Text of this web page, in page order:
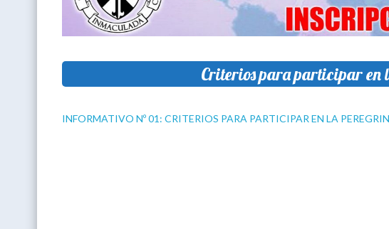
Criterios para participar
INFORMATIVO Nº 01: CRITERIOS PARA PARTICIPAR EN LA